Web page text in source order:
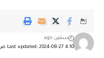
Last updated: 2024-08-27 4:10 ص
سنتين ago